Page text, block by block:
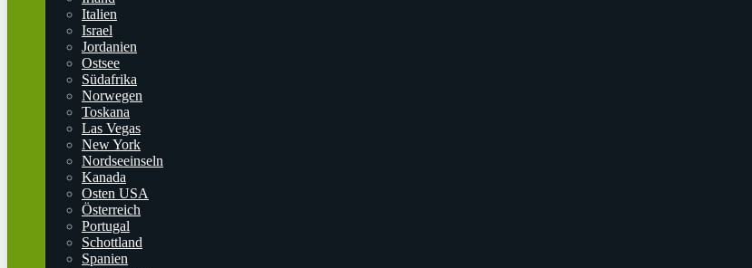
Italien
Israel
Jordanien
Ostsee
Südafrika
Norwegen
Toskana
Las Vegas
New York
Nordseeinseln
Kanada
Osten USA
Österreich
Portugal
Schottland
Spanien